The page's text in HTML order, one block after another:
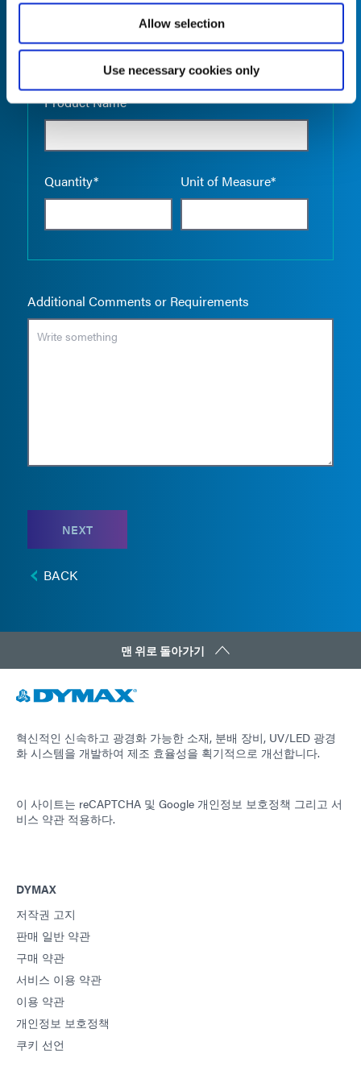
Allow selection
Use necessary cookies only
Product Name*
Quantity* Unit of Measure*
Empty
Additional Comments or Requirements
NEXT
BACK
맨 위로 돌아가기
혁신적인 신속하고 광경화 가능한 소재, 분배 장비, UV/LED 광경
화 시스템을 개발하여 제조 효율성을 획기적으로 개선합니다.
이 사이트는 reCAPTCHA 및 Google 개인정보 보호정책 그리고 서
비스 약관 적용하다.
DYMAX
저작권 고지
판매 일반 약관
구매 약관
서비스 이용 약관
이용 약관
개인정보 보호정책
쿠키 선언